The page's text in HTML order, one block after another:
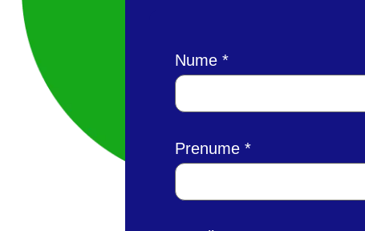
Nume
Prenume